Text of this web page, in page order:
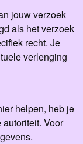
jouw verzoek
als het verzoek
recht. Je
verlenging
helpen, heb je
Voor